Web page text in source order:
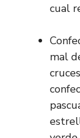
cual
mal